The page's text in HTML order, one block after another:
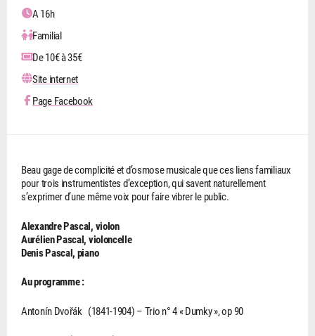
A 16h
Familial
De 10€ à 35€
Site internet
Page Facebook
Beau gage de complicité et d’osmose musicale que ces liens familiaux
pour trois instrumentistes d’exception, qui savent naturellement
s’exprimer d’une même voix pour faire vibrer le public.
Alexandre Pascal, violon
Aurélien Pascal, violoncelle
Denis Pascal, piano
Au programme :
Antonín Dvořák (1841-1904) – Trio n° 4 « Dumky », op 90